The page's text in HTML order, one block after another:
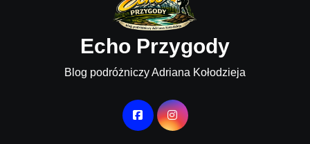
Echo Przygody
Blog podróżniczy Adriana Kołodzieja